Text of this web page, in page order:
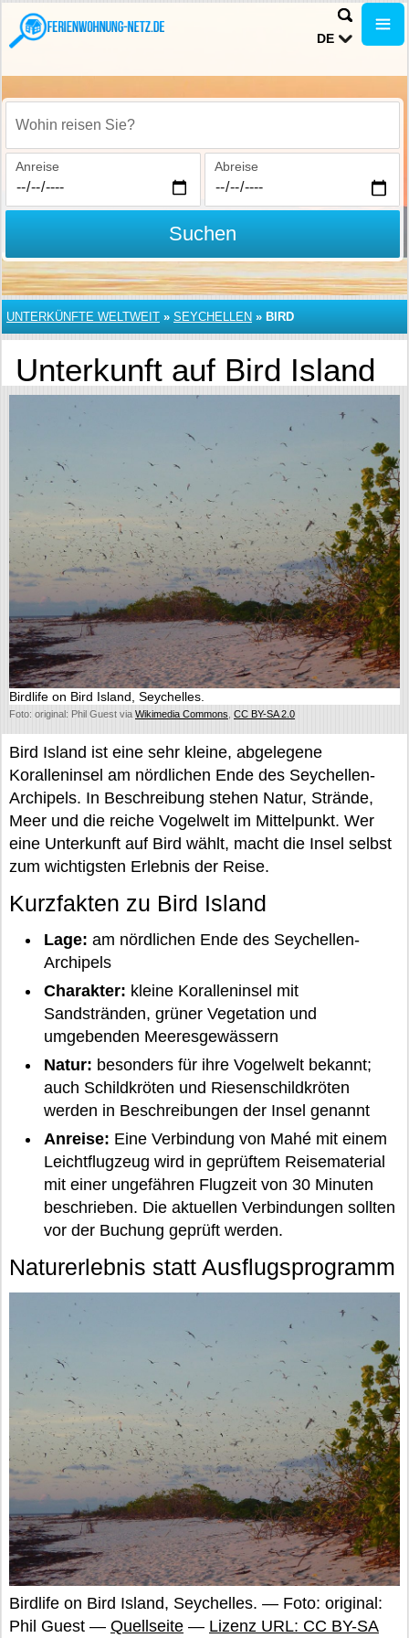
DE
Wohin reisen Sie?
Anreise Abreise
Suchen
UNTERKÜNFTE WELTWEIT » SEYCHELLEN » BIRD
Unterkunft auf Bird Island
Birdlife on Bird Island, Seychelles.
Foto: original: Phil Guest via Wikimedia Commons CC BY-SA 2.0
Bird Island ist eine sehr kleine, abgelegene
Koralleninsel am nördlichen Ende des Seychellen-
Archipels. In Beschreibung stehen Natur, Strände,
Meer und die reiche Vogelwelt im Mittelpunkt. Wer
eine Unterkunft auf Bird wählt, macht die Insel selbst
zum wichtigsten Erlebnis der Reise.
Kurzfakten zu Bird Island
Lage: am nördlichen Ende des Seychellen-
Archipels
Charakter: kleine Koralleninsel mit
Sandstränden, grüner Vegetation und
umgebenden Meeresgewässern
Natur: besonders für ihre Vogelwelt bekannt;
auch Schildkröten und Riesenschildkröten
werden in Beschreibungen der Insel genannt
Anreise: Eine Verbindung von Mahé mit einem
Leichtflugzeug wird in geprüftem Reisematerial
mit einer ungefähren Flugzeit von 30 Minuten
beschrieben. Die aktuellen Verbindungen sollten
vor der Buchung geprüft werden.
Naturerlebnis statt Ausflugsprogramm
Birdlife on Bird Island, Seychelles. — Foto: original:
Phil Guest — Quellseite — Lizenz URL: CC BY-SA